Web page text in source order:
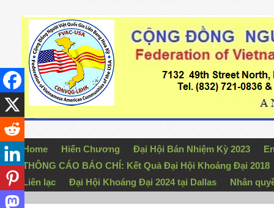
Home Hiến Chương Đại Hội Bán Nhiệm Kỳ 2023
THÔNG CÁO BÁO CHÍ: Kết Quả Đại Hội Khoáng Đại 2018
Liên lạc
Đại Hội Khoáng Đại 2024 tại Dallas Nhân